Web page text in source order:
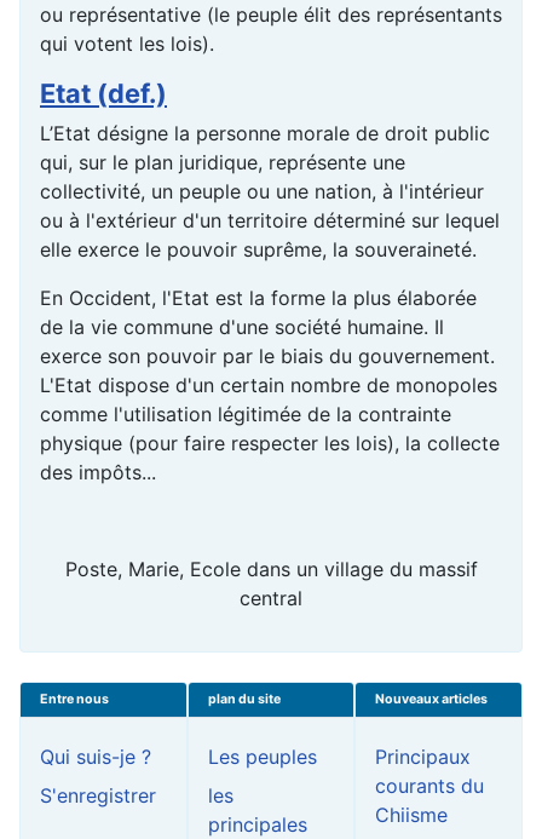
ou représentative (le peuple élit des représentants
qui votent les lois).
Etat (def.)
L’Etat désigne la personne morale de droit public
qui, sur le plan juridique, représente une
collectivité, un peuple ou une nation, à l'intérieur
ou à l'extérieur d'un territoire déterminé sur lequel
elle exerce le pouvoir suprême, la souveraineté.
En Occident, l'Etat est la forme la plus élaborée
de la vie commune d'une société humaine. Il
exerce son pouvoir par le biais du gouvernement.
L'Etat dispose d'un certain nombre de monopoles
comme l'utilisation légitimée de la contrainte
physique (pour faire respecter les lois), la collecte
des impôts...
Poste, Marie, Ecole dans un village du massif
central
Entre nous
Qui suis-je ?
S'enregistrer
plan du site
Les peuples
les
principales
Nouveaux articles
Principaux
courants du
Chiisme